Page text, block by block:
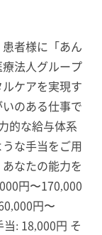
者様に「あん
法人グループ
ケアを実現す
のある仕事で
的な給与体系
な手当をご用
なたの能力を
円〜170,000
円〜
: 18,000円 そ